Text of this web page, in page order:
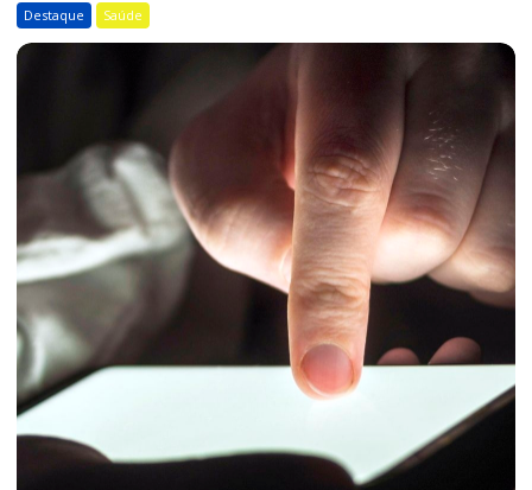
Destaque Saúde